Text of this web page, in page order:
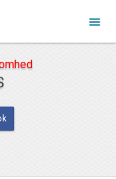
menu